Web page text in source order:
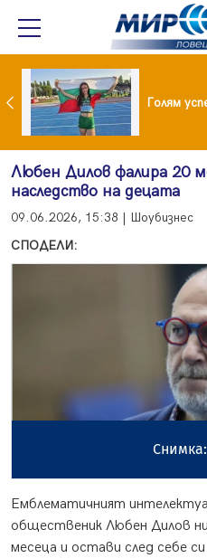
Когато всичко те дразни: тези трикове променят настроението за минути
Любен Дилов фалира 20
наследство на децата
09.06.2026, 15:38 | Шоубизнес
СПОДЕЛИ:
Емблематичният
общественик Любен Дилов
месеца и остави след себе